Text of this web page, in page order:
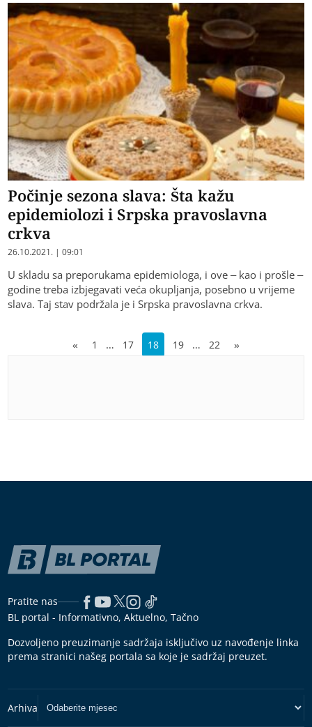
Počinje sezona slava: Šta kažu
epidemiolozi i Srpska pravoslavna
crkva
26.10.2021. | 09:01
U skladu sa preporukama epidemiologa, i ove – kao i prošle –
godine treba izbjegavati veća okupljanja, posebno u vrijeme
slava. Taj stav podržala je i Srpska pravoslavna crkva.
« 1 … 17 18 19 … 22 »
Pratite nas
BL portal - Informativno, Aktuelno, Tačno
Dozvoljeno preuzimanje sadržaja isključivo uz navođenje linka
prema stranici našeg portala sa koje je sadržaj preuzet.